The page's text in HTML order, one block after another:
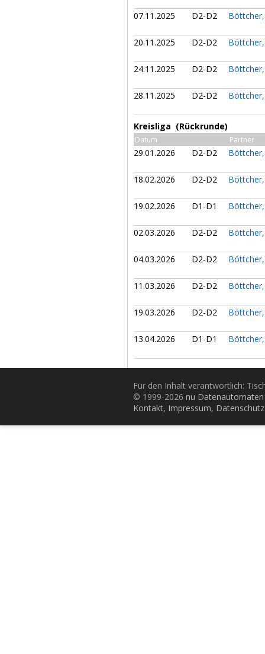
07.11.2025 D2-D2
20.11.2025 D2-D2
24.11.2025 D2-D2
28.11.2025 D2-D2
Kreisliga (Rückrunde)
Datum Partner
29.01.2026 D2-D2
18.02.2026 D2-D2
19.02.2026 D1-D1
02.03.2026 D2-D2
04.03.2026 D2-D2
11.03.2026 D2-D2
19.03.2026 D2-D2
13.04.2026 D1-D1
Für den Inhalt verantwortlich:
© 1999-2026 nu
Kontakt, Impressum, Datenschutz